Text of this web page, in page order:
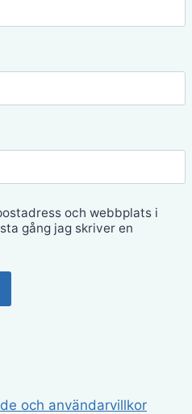
och webbplats i
gång jag skriver en
och användarvillkor